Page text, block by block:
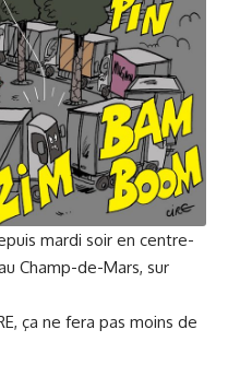
mardi soir en centre-
Champ-de-Mars, sur
ça ne fera pas moins de